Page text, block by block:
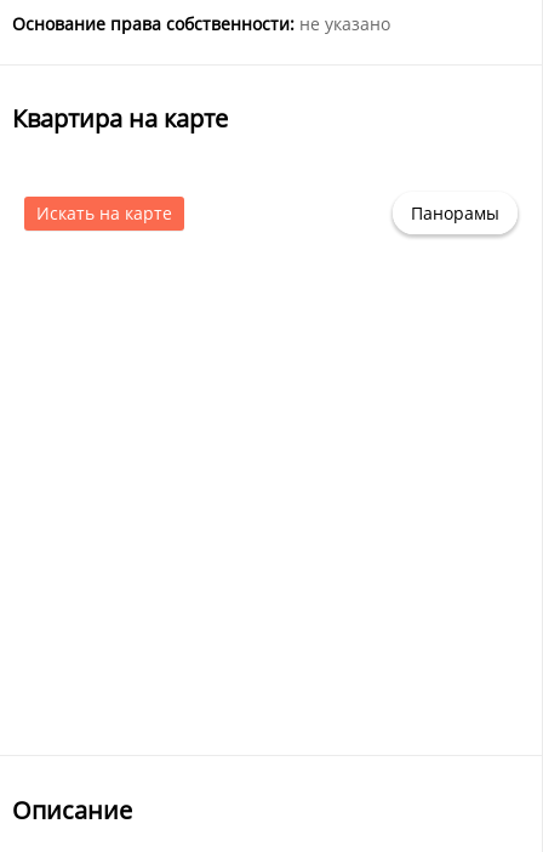
Основание права собственности: не указано
Описание
Квартира на карте
Искать на карте Панорамы